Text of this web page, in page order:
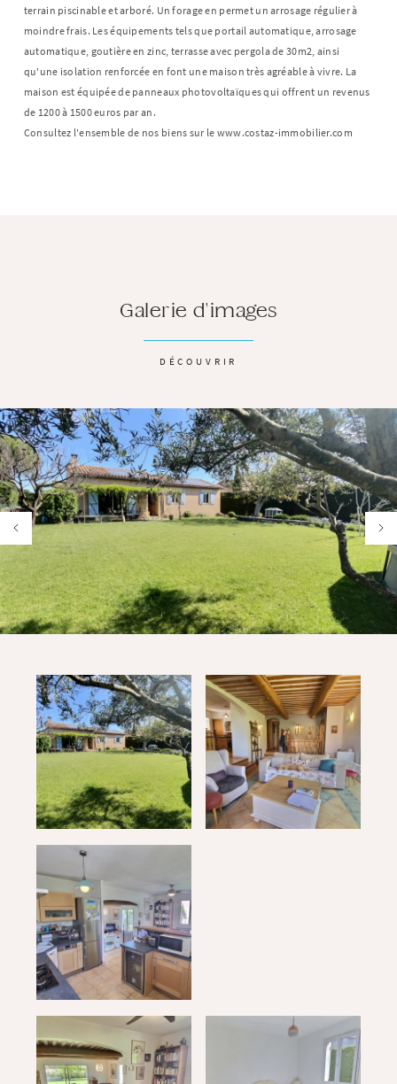
terrain piscinable et arboré. Un forage en permet un arrosage régulier à
moindre frais. Les équipements tels que portail automatique, arrosage
automatique, goutière en zinc, terrasse avec pergola de 30m2, ainsi
qu'une isolation renforcée en font une maison très agréable à vivre. La
maison est équipée de panneaux photovoltaïques qui offrent un revenus
de 1200 à 1500 euros par an.
Consultez l'ensemble de nos biens sur le www.costaz-immobilier.com
Galerie d'images
DÉCOUVRIR